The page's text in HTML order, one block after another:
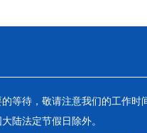
等待，敬请注意我们的工作时
陆法定节假日除外。